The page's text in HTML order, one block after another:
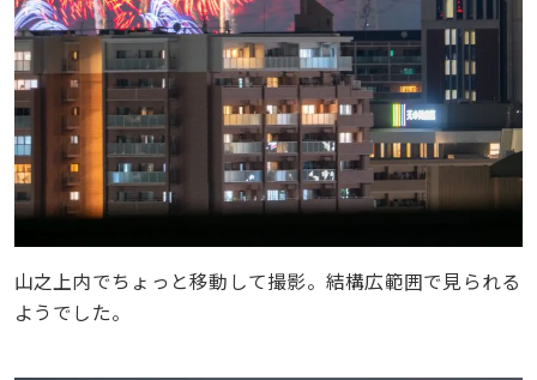
山之上内でちょっと移動して撮影。結構広範囲で見られる
ようでした。